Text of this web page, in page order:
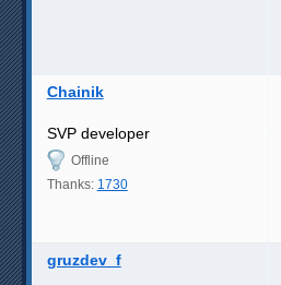
Chainik
SVP developer
Offline
Thanks: 1730
gruzdev_f